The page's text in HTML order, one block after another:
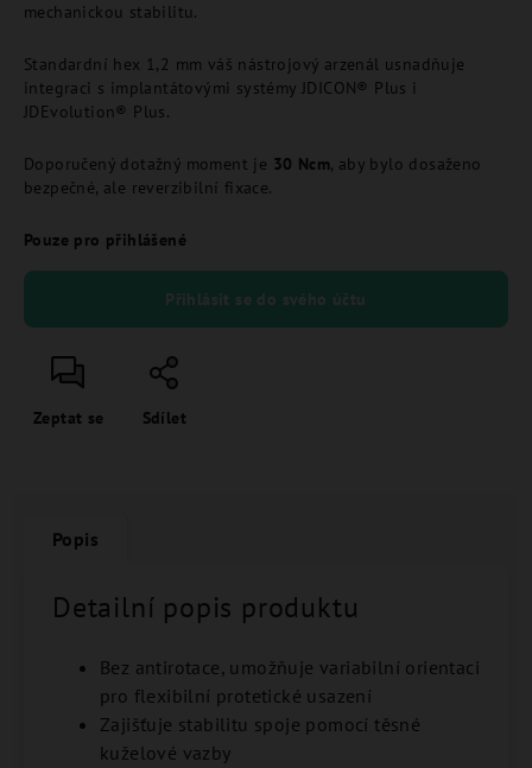
mechanickou stabilitu.
Standardní hex 1,2 mm váš nástrojový arzenál usnadňuje
integraci s implantátovými systémy JDICON® Plus i
JDEvolution® Plus.
Doporučený dotažný moment je 30 Ncm, aby bylo dosaženo
bezpečné, ale reverzibilní fixace.
Pouze pro přihlášené
Přihlásit se do svého účtu
Zeptat se Sdílet
Popis
Detailní popis produktu
Bez antirotace, umožňuje variabilní orientaci
pro flexibilní protetické usazení
Zajišťuje stabilitu spoje pomocí těsné
kuželové vazby